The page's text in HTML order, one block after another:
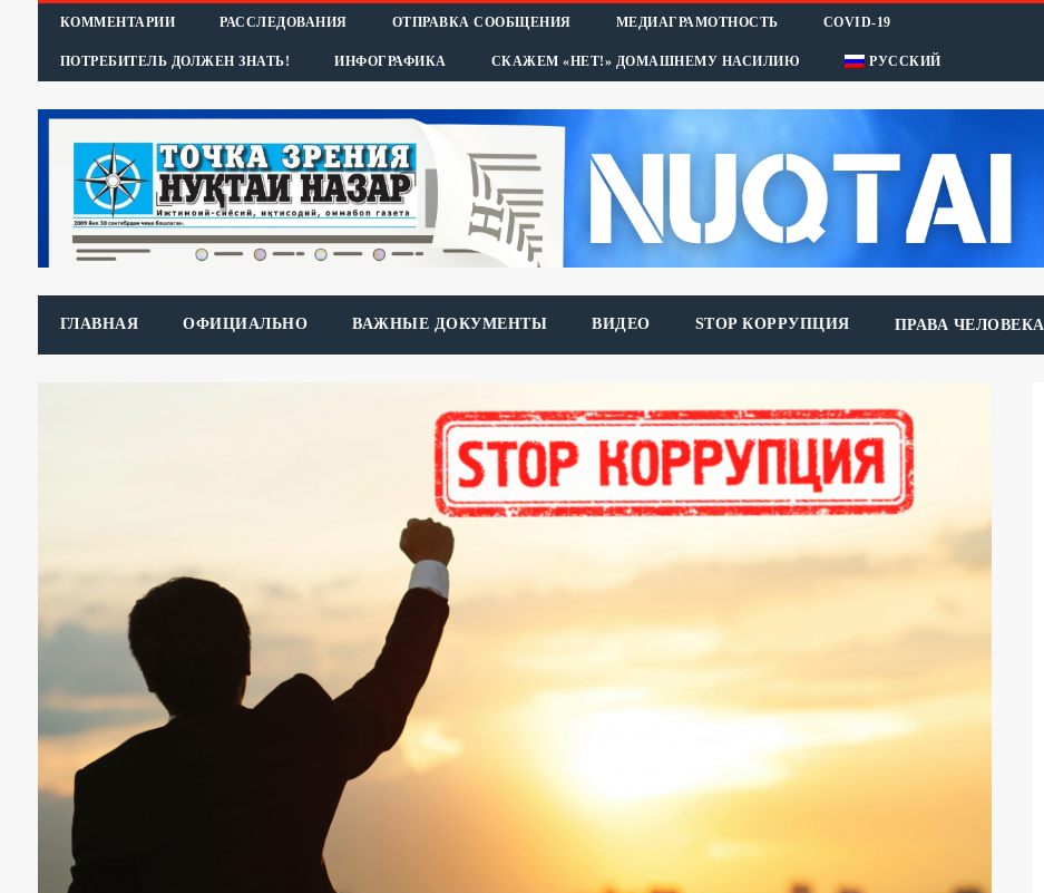
КОММЕНТАРИИ РАССЛЕДОВАНИЯ ОТПРАВКА СООБЩЕНИЯ МЕДИАГРАМОТНОСТЬ COVID-19
ПОТРЕБИТЕЛЬ ДОЛЖЕН ЗНАТЬ! ИНФОГРАФИКА СКАЖЕМ «НЕТ!» ДОМАШНЕМУ НАСИЛИЮ РУССКИЙ
ГЛАВНАЯ ОФИЦИАЛЬНО ВАЖНЫЕ ДОКУМЕНТЫ ВИДЕО STOP КОРРУПЦИЯ ПРАВА ЧЕЛОВЕКА